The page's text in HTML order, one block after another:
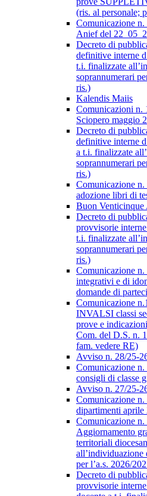
(ris. al personale;
Comunicazione n.
Anief del
Decreto di
definitive interne
t.i. finalizzate
soprannumerari
ris.)
Kalendis Maiis
Comunicazioni n.
Sciopero maggio
Decreto di
definitive interne
a t.i. finalizzate
soprannumerari
ris.)
Comunicazione
adozione libri di
Buon
Decreto di
provvisorie
t.i. finalizzate
soprannumerari
ris.)
Comunicazione
integrativi e di
domande di
Comunicazione
INVALSI classi
prove e
Com. del D.S. n.
fam. vedere RE)
Avviso n. 28/25-
Comunicazione
consigli di classe
Avviso n. 27/25-
Comunicazione
dipartimenti aprile
Comunicazione n.
Aggiornamento
territoriali
all’individuazione
per l’a.s. 2026/
Decreto di
provvisorie